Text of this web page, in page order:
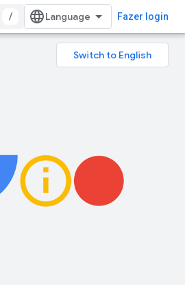
/ Fazer login